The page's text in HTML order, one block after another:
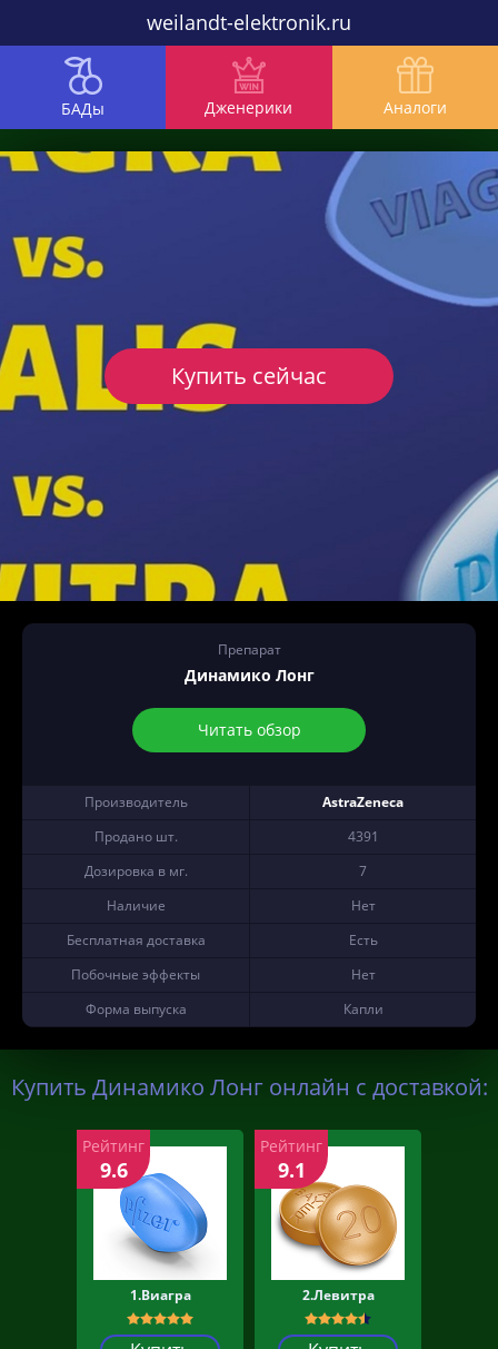
weilandt-elektronik.ru
БАДы Дженерики Аналоги
Препарат
Динамико Лонг
Читать обзор
Производитель
AstraZeneca
Продано шт.
4391
Дозировка в мг.
7
Наличие
Нет
Бесплатная доставка
Есть
Побочные эффекты
Нет
Форма выпуска
Капли
Купить сейчас
Купить Динамико Лонг онлайн с доставкой:
1.Виагра
Рейтинг
9.6
2.Левитра
Рейтинг
9.1